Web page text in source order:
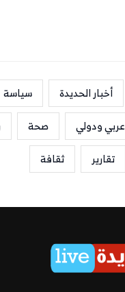
أخبار الحديدة سياسة
عربي ودولي صحة
تقارير ثقافة